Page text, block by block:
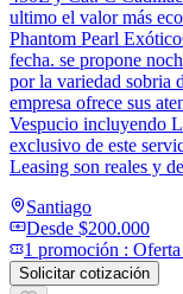
ultimo el valor más
Phantom Pearl
fecha. se propone
por la variedad sobria
empresa ofrece sus
Vespucio incluyendo
exclusivo de este
Leasing son reales y
Santiago
Desde $200.000
1 promoción : Oferta
Solicitar cotización